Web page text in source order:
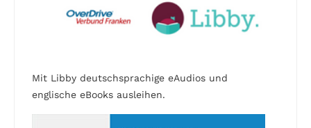
Mit Libby deutschsprachige eAudios und
englische eBooks ausleihen.